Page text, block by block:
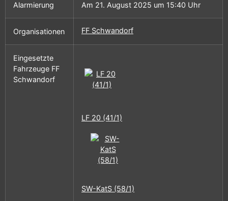
Alarmierung Am 21. August 2025 um 15:40 Uhr
Organisationen FF Schwandorf
Eingesetzte
Fahrzeuge FF
Schwandorf
LF 20 (41/1)
SW-KatS (58/1)